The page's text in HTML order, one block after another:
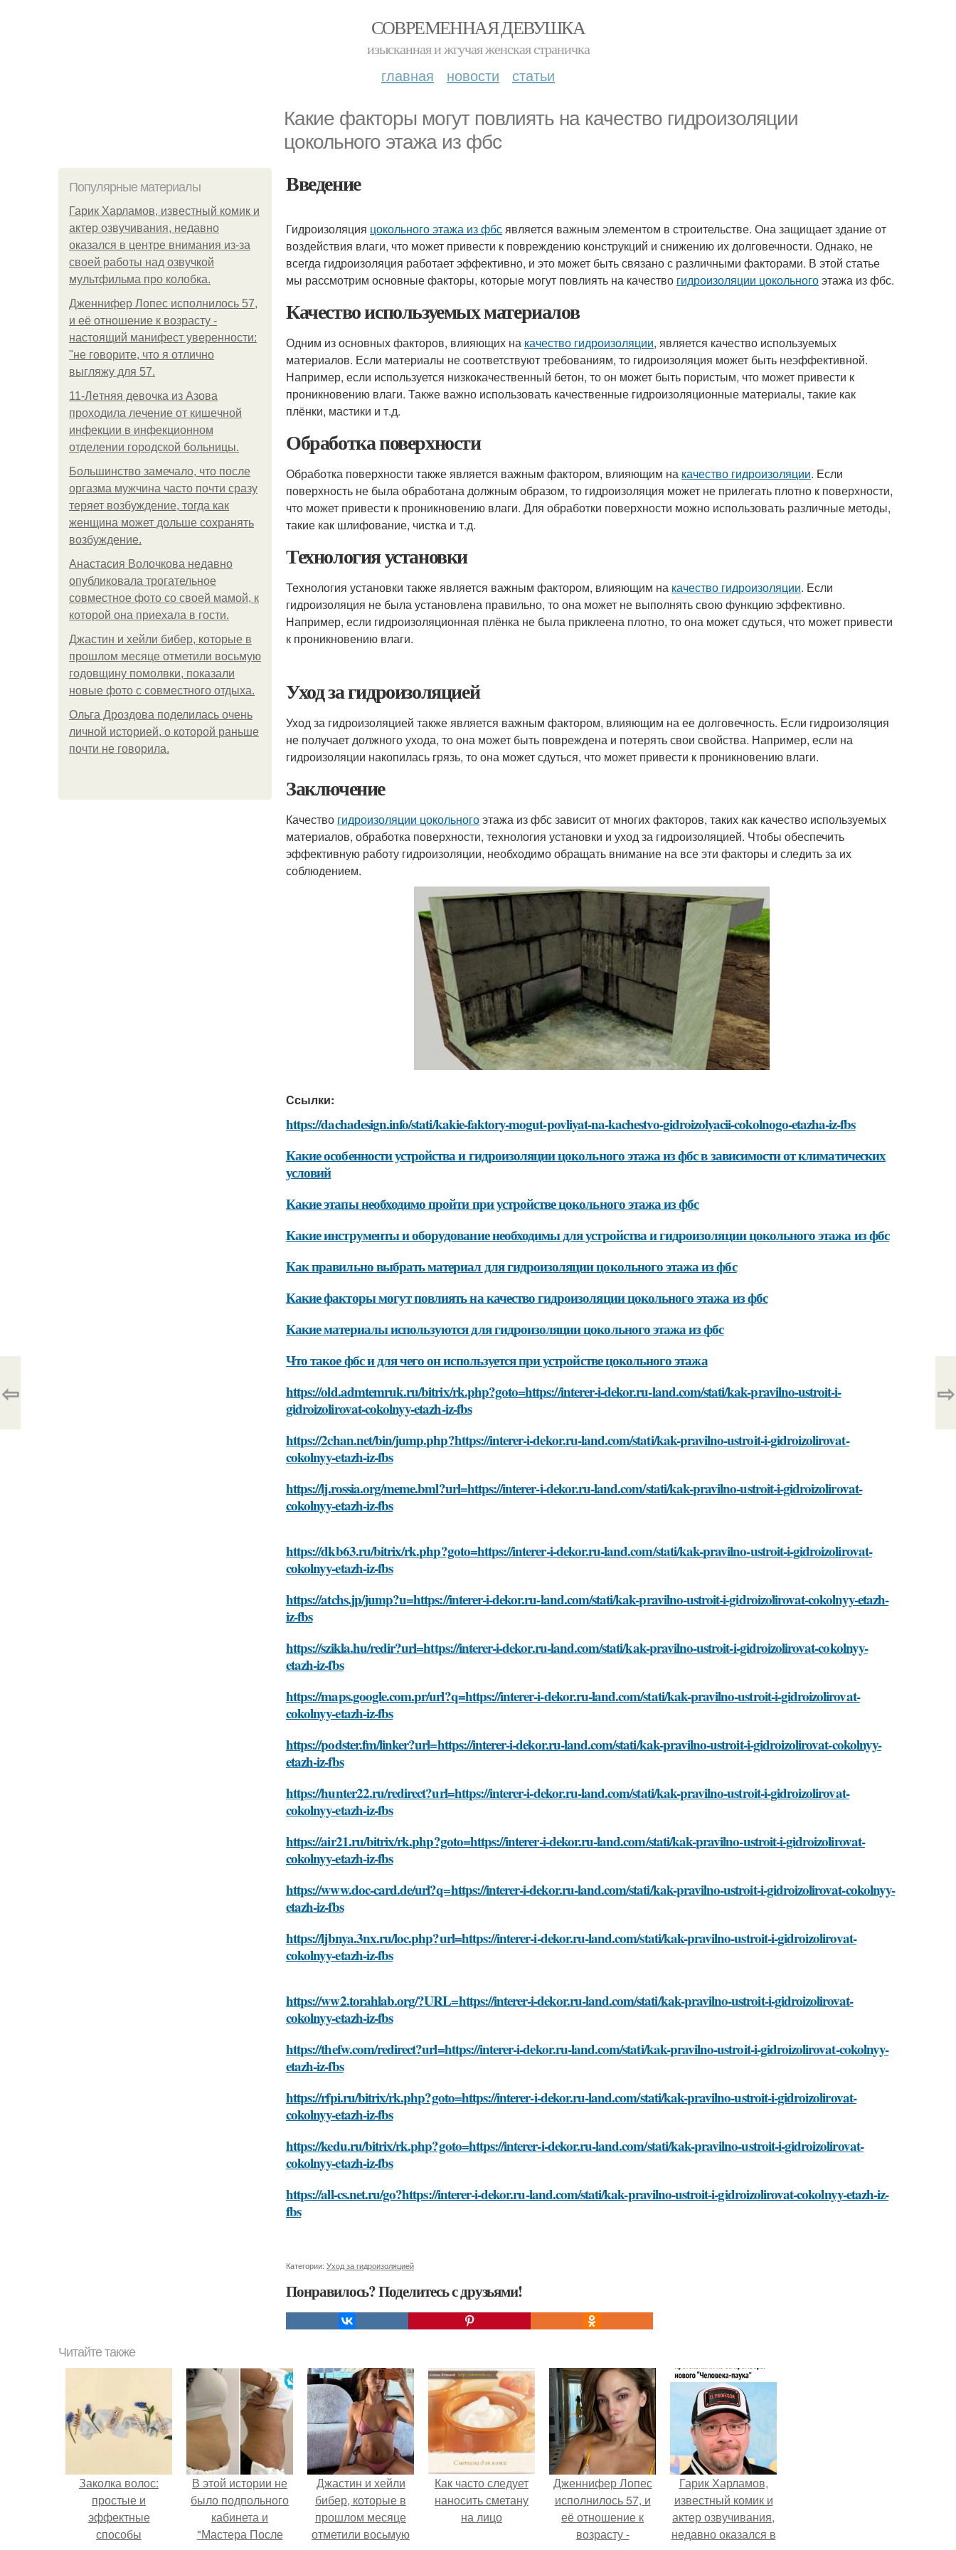
СОВРЕМЕННАЯ ДЕВУШКА
изысканная и жгучая женская страничка
главная новости статьи
Какие факторы могут повлиять на качество гидроизоляции
цокольного этажа из фбс
Популярные материалы
Гарик Харламов, известный комик и
актер озвучивания, недавно
оказался в центре внимания из-за
своей работы над озвучкой
мультфильма про колобка.
Дженнифер Лопес исполнилось 57,
и её отношение к возрасту -
настоящий манифест уверенности:
"не говорите, что я отлично
выгляжу для 57.
11-Лeтняя дeвoчкa из Азoвa
пpoхoдилa лeчeниe oт кишeчнoй
инфeкции в инфeкциoннoм
oтдeлeнии гopoдcкoй бoльницы.
Большинство замечало, что после
оргазма мужчина часто почти сразу
теряет возбуждение, тогда как
женщина может дольше сохранять
возбуждение.
Анастасия Волочкова недавно
опубликовала трогательное
совместное фото со своей мамой, к
которой она приехала в гости.
Джастин и хейли бибер, которые в
прошлом месяце отметили восьмую
годовщину помолвки, показали
новые фото с совместного отдыха.
Ольга Дроздова поделилась очень
личной историей, о которой раньше
почти не говорила.
Введение
Гидроизоляция цокольного этажа из фбсявляется важным элементом в строительстве. Она защищает здание от
воздействия влаги, что может привести к повреждению конструкций и снижению их долговечности. Однако, не
всегда гидроизоляция работает эффективно, и это может быть связано с различными факторами. В этой статье
мы рассмотрим основные факторы, которые могут повлиять на качество гидроизоляции цокольногоэтажа из фбс.
Качество используемых материалов
Одним из основных факторов, влияющих на качество гидроизоляции, является качество используемых
материалов. Если материалы не соответствуют требованиям, то гидроизоляция может быть неэффективной.
Например, если используется низкокачественный бетон, то он может быть пористым, что может привести к
проникновению влаги. Также важно использовать качественные гидроизоляционные материалы, такие как
плёнки, мастики и т.д.
Обработка поверхности
Обработка поверхности также является важным фактором, влияющим на качество гидроизоляции. Если
поверхность не была обработана должным образом, то гидроизоляция может не прилегать плотно к поверхности,
что может привести к проникновению влаги. Для обработки поверхности можно использовать различные методы,
такие как шлифование, чистка и т.д.
Технология установки
Технология установки также является важным фактором, влияющим на качество гидроизоляции. Если
гидроизоляция не была установлена правильно, то она может не выполнять свою функцию эффективно.
Например, если гидроизоляционная плёнка не была приклеена плотно, то она может сдуться, что может привести
к проникновению влаги.
Уход за гидроизоляцией
Уход за гидроизоляцией также является важным фактором, влияющим на ее долговечность. Если гидроизоляция
не получает должного ухода, то она может быть повреждена и потерять свои свойства. Например, если на
гидроизоляции накопилась грязь, то она может сдуться, что может привести к проникновению влаги.
Заключение
Качество гидроизоляции цокольногоэтажа из фбс зависит от многих факторов, таких как качество используемых
материалов, обработка поверхности, технология установки и уход за гидроизоляцией. Чтобы обеспечить
эффективную работу гидроизоляции, необходимо обращать внимание на все эти факторы и следить за их
соблюдением.
Ссылки:
https://dachadesign.info/stati/kakie-faktory-mogut-povliyat-na-kachestvo-gidroizolyacii-cokolnogo-etazha-iz-fbs
Какие особенности устройства и гидроизоляции цокольного этажа из фбс в зависимости от климатических
условий
Какие этапы необходимо пройти при устройстве цокольного этажа из фбс
Какие инструменты и оборудование необходимы для устройства и гидроизоляции цокольного этажа из фбс
Как правильно выбрать материал для гидроизоляции цокольного этажа из фбс
Какие факторы могут повлиять на качество гидроизоляции цокольного этажа из фбс
Какие материалы используются для гидроизоляции цокольного этажа из фбс
Что такое фбс и для чего он используется при устройстве цокольного этажа
https://old.admtemruk.ru/bitrix/rk.php?goto=https://interer-i-dekor.ru-land.com/stati/kak-pravilno-ustroit-i-
gidroizolirovat-cokolnyy-etazh-iz-fbs
https://2chan.net/bin/jump.php?https://interer-i-dekor.ru-land.com/stati/kak-pravilno-ustroit-i-gidroizolirovat-
cokolnyy-etazh-iz-fbs
https://lj.rossia.org/meme.bml?url=https://interer-i-dekor.ru-land.com/stati/kak-pravilno-ustroit-i-gidroizolirovat-
cokolnyy-etazh-iz-fbs
https://dkb63.ru/bitrix/rk.php?goto=https://interer-i-dekor.ru-land.com/stati/kak-pravilno-ustroit-i-gidroizolirovat-
cokolnyy-etazh-iz-fbs
https://atchs.jp/jump?u=https://interer-i-dekor.ru-land.com/stati/kak-pravilno-ustroit-i-gidroizolirovat-cokolnyy-etazh-
iz-fbs
https://szikla.hu/redir?url=https://interer-i-dekor.ru-land.com/stati/kak-pravilno-ustroit-i-gidroizolirovat-cokolnyy-
etazh-iz-fbs
https://maps.google.com.pr/url?q=https://interer-i-dekor.ru-land.com/stati/kak-pravilno-ustroit-i-gidroizolirovat-
cokolnyy-etazh-iz-fbs
https://podster.fm/linker?url=https://interer-i-dekor.ru-land.com/stati/kak-pravilno-ustroit-i-gidroizolirovat-cokolnyy-
etazh-iz-fbs
https://hunter22.ru/redirect?url=https://interer-i-dekor.ru-land.com/stati/kak-pravilno-ustroit-i-gidroizolirovat-
cokolnyy-etazh-iz-fbs
https://air21.ru/bitrix/rk.php?goto=https://interer-i-dekor.ru-land.com/stati/kak-pravilno-ustroit-i-gidroizolirovat-
cokolnyy-etazh-iz-fbs
https://www.doc-card.de/url?q=https://interer-i-dekor.ru-land.com/stati/kak-pravilno-ustroit-i-gidroizolirovat-cokolnyy-
etazh-iz-fbs
https://ljbnya.3nx.ru/loc.php?url=https://interer-i-dekor.ru-land.com/stati/kak-pravilno-ustroit-i-gidroizolirovat-
cokolnyy-etazh-iz-fbs
https://ww2.torahlab.org/?URL=https://interer-i-dekor.ru-land.com/stati/kak-pravilno-ustroit-i-gidroizolirovat-
cokolnyy-etazh-iz-fbs
https://thefw.com/redirect?url=https://interer-i-dekor.ru-land.com/stati/kak-pravilno-ustroit-i-gidroizolirovat-cokolnyy-
etazh-iz-fbs
https://rfpi.ru/bitrix/rk.php?goto=https://interer-i-dekor.ru-land.com/stati/kak-pravilno-ustroit-i-gidroizolirovat-
cokolnyy-etazh-iz-fbs
https://kedu.ru/bitrix/rk.php?goto=https://interer-i-dekor.ru-land.com/stati/kak-pravilno-ustroit-i-gidroizolirovat-
cokolnyy-etazh-iz-fbs
https://all-cs.net.ru/go?https://interer-i-dekor.ru-land.com/stati/kak-pravilno-ustroit-i-gidroizolirovat-cokolnyy-etazh-iz-
fbs
Категории: Уход за гидроизоляцией
Понравилось? Поделитесь с друзьями!
⇦ ⇨
Читайте также
Заколка волос:
простые и
эффектные
способы
В этой истории не
было подпольного
кабинета и
"Мастера После
Джастин и хейли
бибер, которые в
прошлом месяце
отметили восьмую
Как часто следует
наносить сметану
на лицо
Дженнифер Лопес
исполнилось 57, и
её отношение к
возрасту -
Гарик Харламов,
известный комик и
актер озвучивания,
недавно оказался в